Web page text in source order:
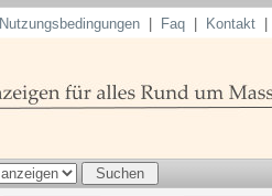
Nutzungsbedingungen Faq Kontakt